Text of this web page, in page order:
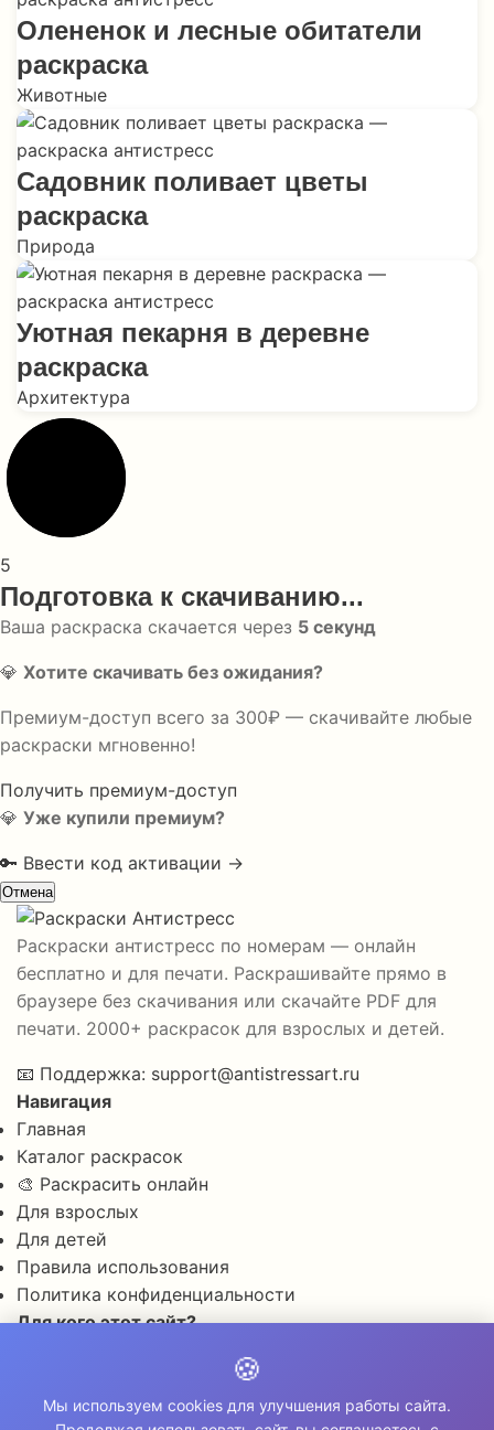
Олененок и лесные обитатели
раскраска
Животные
Садовник поливает цветы
раскраска
Природа
Уютная пекарня в деревне
раскраска
Архитектура
5
Подготовка к скачиванию...
Ваша раскраска скачается через 5 секунд
💎 Хотите скачивать без ожидания?
Премиум-доступ всего за 300₽ — скачивайте любые
раскраски мгновенно!
Получить премиум-доступ
💎 Уже купили премиум?
🔑 Ввести код активации →
Отмена
Раскраски антистресс по номерам — онлайн
бесплатно и для печати. Раскрашивайте прямо в
браузере без скачивания или скачайте PDF для
печати. 2000+ раскрасок для взрослых и детей.
📧 Поддержка: support@antistressart.ru
Навигация
Главная
Каталог раскрасок
🎨 Раскрасить онлайн
Для взрослых
Для детей
Правила использования
Политика конфиденциальности
Для кого этот сайт?
🎨 Для развития креативности
🧘 Для медитации и расслабления
🍪
Мы используем cookies для улучшения работы сайта.